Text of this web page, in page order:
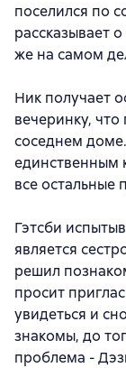
поселился по
рассказывает
же на самом
Ник получает
вечеринку,
соседнем
единственным
все остальные
Гэтсби
является
решил
просит
увидеться и
знакомы, до
проблема -